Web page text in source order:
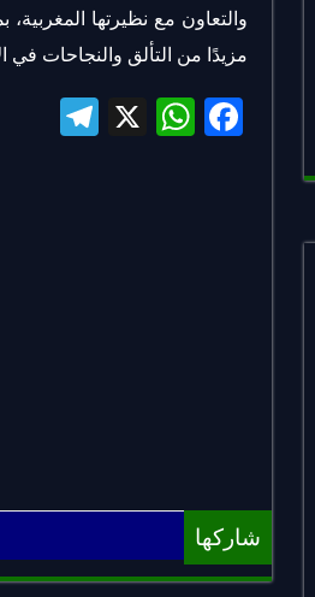
والتعاون مع نظيرتها
مزيدًا من التألق والنجاحات في
Fa
W
X
شاركها